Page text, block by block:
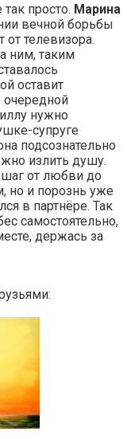
просто. Марина
вечной борьбы
от телевизора.
ним, таким
оставит
нужно
супруге
подсознательно
излить душу.
от любви до
но и порознь уже
в партнёре. Так
самостоятельно,
держась за